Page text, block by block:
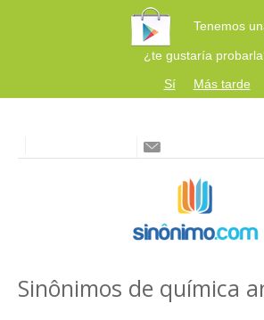
Tenemos
¿te gustaría
Sí
Más tarde
Sinônimos de química